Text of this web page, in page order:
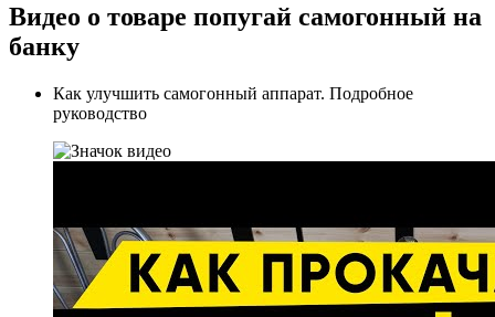
Видео о товаре попугай самогонный на
банку
Как улучшить самогонный аппарат. Подробное
руководство